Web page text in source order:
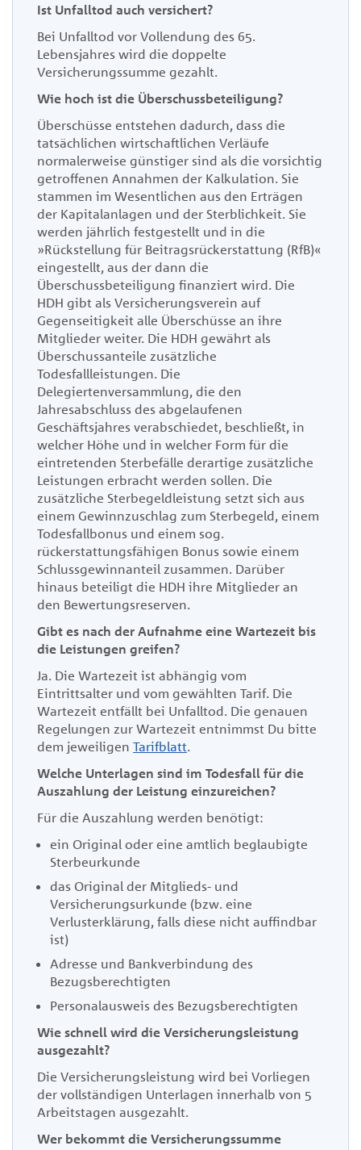
Ist Unfalltod auch versichert?
Bei Unfalltod vor Vollendung des 65.
Lebensjahres wird die doppelte
Versicherungssumme gezahlt.
Wie hoch ist die Überschussbeteiligung?
Überschüsse entstehen dadurch, dass die
tatsächlichen wirtschaftlichen Verläufe
normalerweise günstiger sind als die vorsichtig
getroffenen Annahmen der Kalkulation. Sie
stammen im Wesentlichen aus den Erträgen
der Kapitalanlagen und der Sterblichkeit. Sie
werden jährlich festgestellt und in die
»Rückstellung für Beitragsrückerstattung (RfB)«
eingestellt, aus der dann die
Überschussbeteiligung finanziert wird. Die
HDH gibt als Versicherungsverein auf
Gegenseitigkeit alle Überschüsse an ihre
Mitglieder weiter. Die HDH gewährt als
Überschussanteile zusätzliche
Todesfallleistungen. Die
Delegiertenversammlung, die den
Jahresabschluss des abgelaufenen
Geschäftsjahres verabschiedet, beschließt, in
welcher Höhe und in welcher Form für die
eintretenden Sterbefälle derartige zusätzliche
Leistungen erbracht werden sollen. Die
zusätzliche Sterbegeldleistung setzt sich aus
einem Gewinnzuschlag zum Sterbegeld, einem
Todesfallbonus und einem sog.
rückerstattungsfähigen Bonus sowie einem
Schlussgewinnanteil zusammen. Darüber
hinaus beteiligt die HDH ihre Mitglieder an
den Bewertungsreserven.
Gibt es nach der Aufnahme eine Wartezeit bis
die Leistungen greifen?
Ja. Die Wartezeit ist abhängig vom
Eintrittsalter und vom gewählten Tarif. Die
Wartezeit entfällt bei Unfalltod. Die genauen
Regelungen zur Wartezeit entnimmst Du bitte
dem jeweiligen Tarifblatt.
Welche Unterlagen sind im Todesfall für die
Auszahlung der Leistung einzureichen?
Für die Auszahlung werden benötigt:
ein Original oder eine amtlich beglaubigte
Sterbeurkunde
das Original der Mitglieds- und
Versicherungsurkunde (bzw. eine
Verlusterklärung, falls diese nicht auffindbar
ist)
Adresse und Bankverbindung des
Bezugsberechtigten
Personalausweis des Bezugsberechtigten
Wie schnell wird die Versicherungsleistung
ausgezahlt?
Die Versicherungsleistung wird bei Vorliegen
der vollständigen Unterlagen innerhalb von 5
Arbeitstagen ausgezahlt.
Wer bekommt die Versicherungssumme